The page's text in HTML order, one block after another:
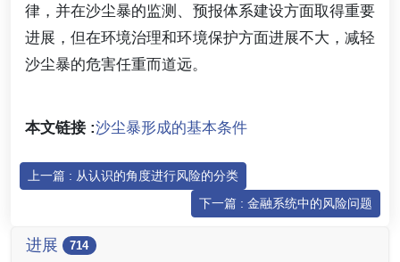
律，并在沙尘暴的监测、预报体系建设方面取得重要
进展，但在环境治理和环境保护方面进展不大，减轻
沙尘暴的危害任重而道远。
本文链接 :沙尘暴形成的基本条件
上一篇 : 从认识的角度进行风险的分类
下一篇 : 金融系统中的风险问题
进展 714